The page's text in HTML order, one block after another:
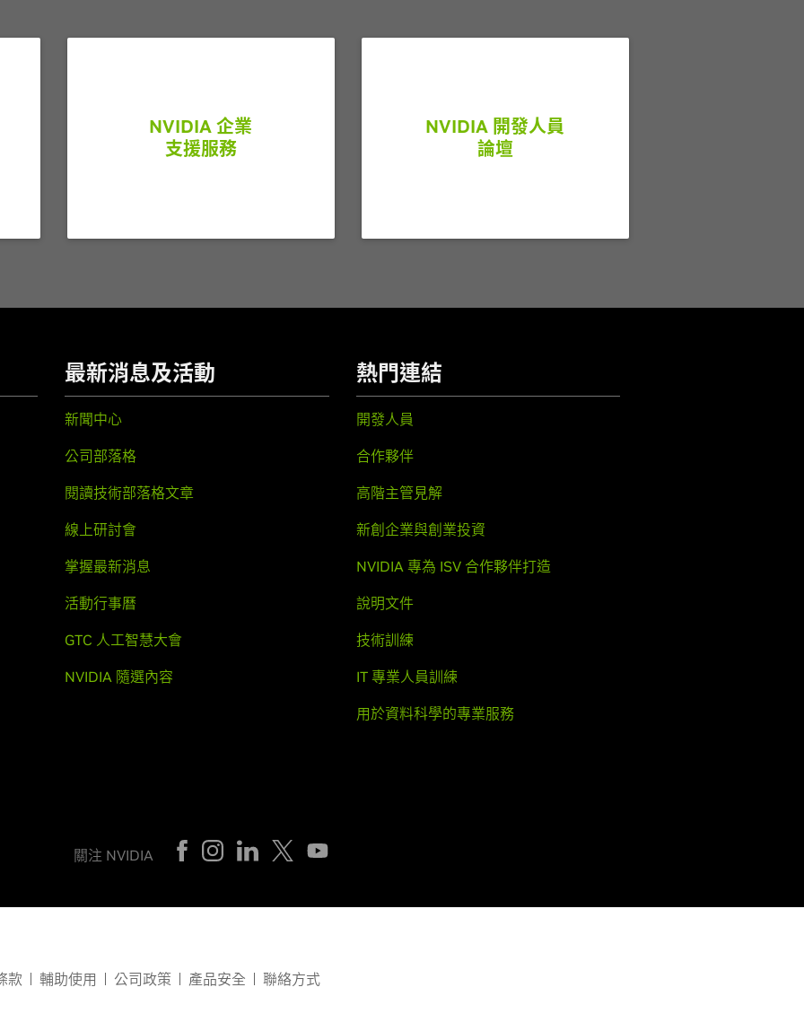
NVIDIA 企業
支援服務
NVIDIA 開發人員
論壇
最新消息及活動
新聞中心
公司部落格
閱讀技術部落格文章
線上研討會
掌握最新消息
活動行事曆
GTC 人工智慧大會
NVIDIA 隨選內容
熱門連結
開發人員
合作夥伴
高階主管見解
新創企業與創業投資
NVIDIA 專為 ISV 合作夥伴打造
說明文件
技術訓練
IT 專業人員訓練
用於資料科學的專業服務
關注 NVIDIA
款 輔助使用 公司政策 產品安全 聯絡方式